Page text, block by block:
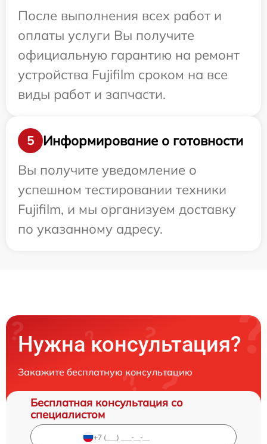
После выполнения всех работ и
оплаты услуги Вы получите
официальную гарантию на ремонт
устройства Fujifilm сроком на все
виды работ и запчасти.
5
Информирование о готовности
Вы получите уведомление о
успешном тестировании техники
Fujifilm, и мы организуем доставку
по указанному адресу.
Нужна консультация?
Закажите бесплатную консультацию
Бесплатная консультация со
специалистом